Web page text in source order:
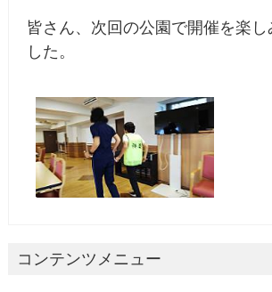
皆さん、次回の公園で開催を楽し
した。
コンテンツメニュー